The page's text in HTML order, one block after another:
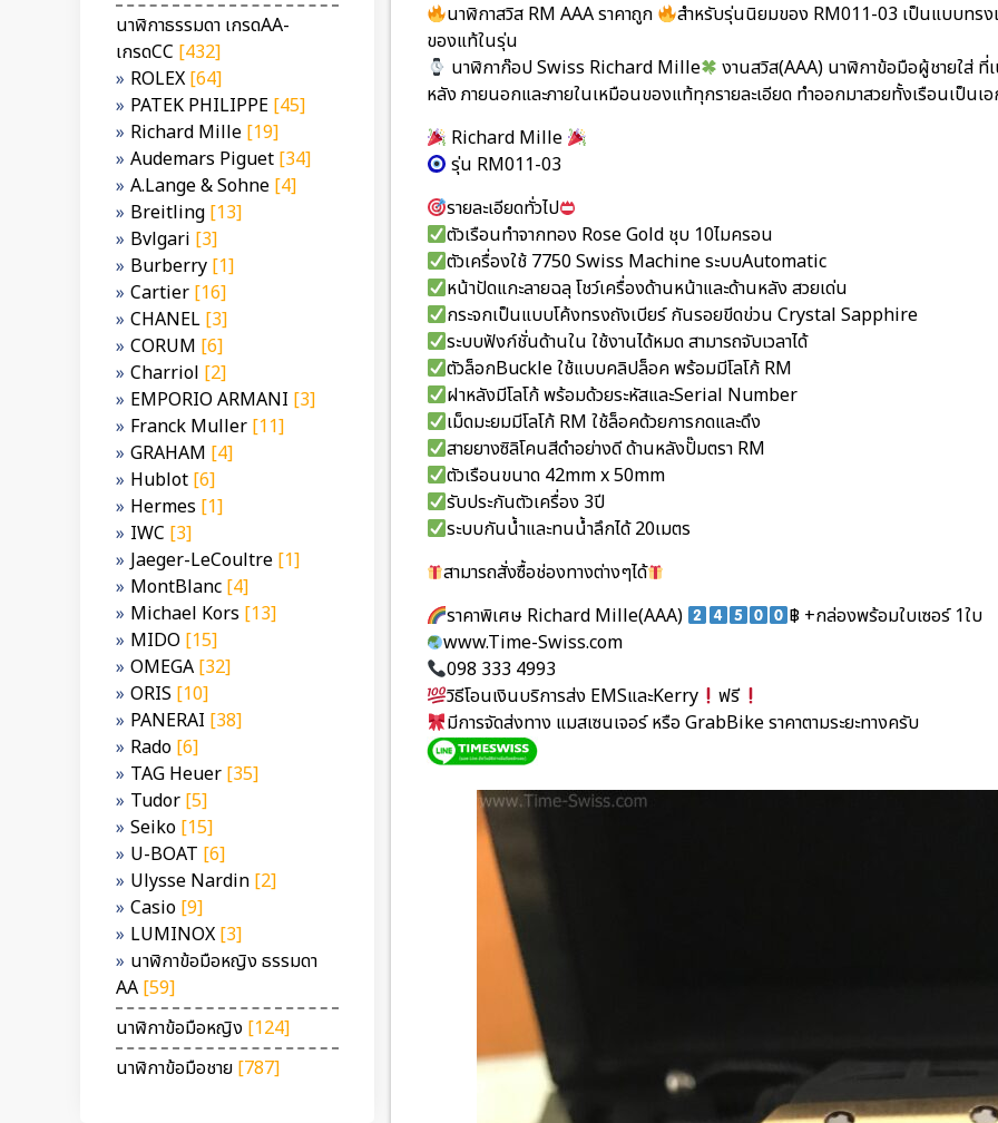
นาฬิกาธรรมดา เกรดAA-
เกรดCC [432]
ROLEX [64]
PATEK PHILIPPE [45]
Richard Mille [19]
Audemars Piguet [34]
A.Lange & Sohne [4]
Breitling [13]
Bvlgari [3]
Burberry [1]
Cartier [16]
CHANEL [3]
CORUM [6]
Charriol [2]
EMPORIO ARMANI [3]
Franck Muller [11]
GRAHAM [4]
Hublot [6]
Hermes [1]
IWC [3]
Jaeger-LeCoultre [1]
MontBlanc [4]
Michael Kors [13]
MIDO [15]
OMEGA [32]
ORIS [10]
PANERAI [38]
Rado [6]
TAG Heuer [35]
Tudor [5]
Seiko [15]
U-BOAT [6]
Ulysse Nardin [2]
Casio [9]
LUMINOX [3]
นาฬิกาข้อมือหญิง ธรรมดา
AA [59]
นาฬิกาข้อมือหญิง [124]
นาฬิกาข้อมือชาย [787]
นาฬิกาสวิส RM AAA ราคาถูก
สำหรับรุ่นนิยมของ RM011-03 เป็นแบบทร
ของแท้ในรุ่น
นาฬิกาก๊อป Swiss Richard Mille
งานสวิส(AAA) นาฬิกาข้อมือผู้ชายใส่ ที่
หลัง ภายนอกและภายในเหมือนของแท้ทุกรายละเอียด ทำออกมาสวยทั้งเรือนเป็นเ
Richard Mille
รุ่น RM011-03
รายละเอียดทั่วไป
ตัวเรือนทำจากทอง Rose Gold ชุบ 10ไมครอน
ตัวเครื่องใช้ 7750 Swiss Machine ระบบAutomatic
หน้าปัดแกะลายฉลุ โชว์เครื่องด้านหน้าและด้านหลัง สวยเด่น
กระจกเป็นแบบโค้งทรงถังเบียร์ กันรอยขีดข่วน Crystal Sapphire
ระบบฟังก์ชั่นด้านใน ใช้งานได้หมด สามารถจับเวลาได้
ตัวล็อกBuckle ใช้แบบคลิปล็อค พร้อมมีโลโก้ RM
ฝาหลังมีโลโก้ พร้อมด้วยระหัสและSerial Number
เม็ดมะยมมีโลโก้ RM ใช้ล็อคด้วยการกดและดึง
สายยางซิลิโคนสีดำอย่างดี ด้านหลังปั๊มตรา RM
ตัวเรือนขนาด 42mm x 50mm
รับประกันตัวเครื่อง 3ปี
ระบบกันน้ำและทนน้ำลึกได้ 20เมตร
สามารถสั่งซื้อช่องทางต่างๆได้
ราคาพิเศษ Richard Mille(AAA)
฿ +กล่องพร้อมใบเซอร์ 1ใบ
www.Time-Swiss.com
098 333 4993
วิธีโอนเงินบริการส่ง EMSและKerry
ฟรี
มีการจัดส่งทาง แมสเซนเจอร์ หรือ GrabBike ราคาตามระยะทางครับ